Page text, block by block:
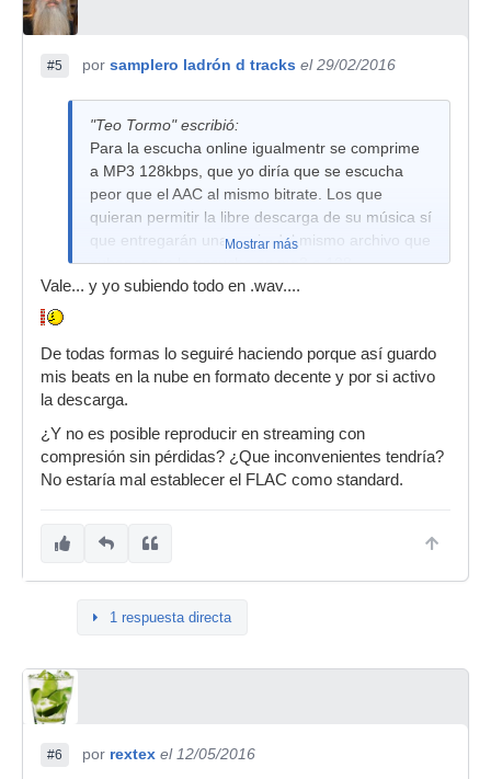
#5 por samplero ladrón d tracks el 29/02/2016
"Teo Tormo" escribió:
Para la escucha online igualmentr se comprime
a MP3 128kbps, que yo diría que se escucha
peor que el AAC al mismo bitrate. Los que
quieran permitir la libre descarga de su música sí
que entregarán una copia del mismo archivo que
suban, pero la escucha es mp3 a 128.
Mostrar más
Vale... y yo subiendo todo en .wav....
De todas formas lo seguiré haciendo porque así guardo
mis beats en la nube en formato decente y por si activo
la descarga.
¿Y no es posible reproducir en streaming con
compresión sin pérdidas? ¿Que inconvenientes tendría?
No estaría mal establecer el FLAC como standard.
1 respuesta directa
#6 por rextex el 12/05/2016